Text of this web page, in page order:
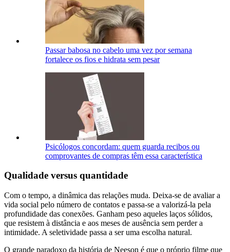
Passar babosa no cabelo uma vez por semana
fortalece os fios e hidrata sem pesar
Psicólogos concordam: quem guarda recibos ou
comprovantes de compras têm essa característica
Qualidade versus quantidade
Com o tempo, a dinâmica das relações muda. Deixa-se de avaliar a
vida social pelo número de contatos e passa-se a valorizá-la pela
profundidade das conexões. Ganham peso aqueles laços sólidos,
que resistem à distância e aos meses de ausência sem perder a
intimidade. A seletividade passa a ser uma escolha natural.
O grande paradoxo da história de Neeson é que o próprio filme que